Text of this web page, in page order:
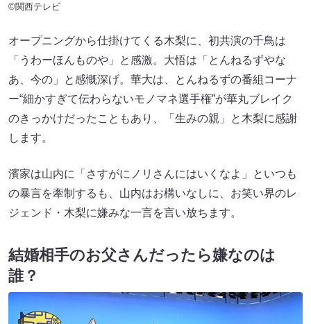
©関西テレビ
オープニングから仕掛けてくる木梨に、初共演の千鳥は
「うわーほんものや」と感激。大悟は「とんねるずやな
あ、今の」と感慨深げ。華大は、とんねるずの番組コーナ
ー“細かすぎて伝わらないモノマネ選手権”が華丸ブレイク
のきっかけだったこともあり、「生みの親」と木梨に感謝
します。
濱家は山内に「さすがにノリさんにはいくなよ」といつも
の暴言を牽制するも、山内はお構いなしに、お笑い界のレ
ジェンド・木梨に嫌みな一言を言い放ちます。
結婚相手のお父さんだったら嫌なのは
誰？